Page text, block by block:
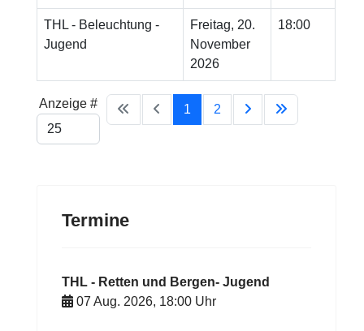
THL - Beleuchtung -
Jugend
Freitag, 20.
November
2026
18:00
Limite der Paginierungsliste
Anzeige # 1 2
Termine
THL - Retten und Bergen- Jugend
07 Aug. 2026, 18:00 Uhr